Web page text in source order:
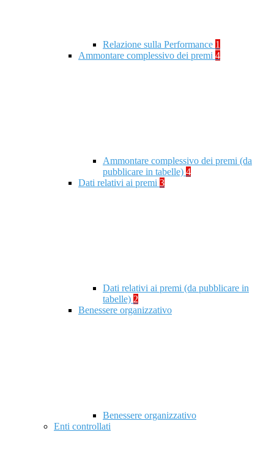
Relazione sulla Performance 1
Ammontare complessivo dei premi 4
Ammontare complessivo dei premi (da
pubblicare in tabelle) 4
Dati relativi ai premi 3
Dati relativi ai premi (da pubblicare in
tabelle) 2
Benessere organizzativo
Benessere organizzativo
Enti controllati